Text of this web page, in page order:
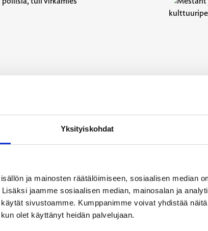
Yksityiskohdat
ja mainosten räätälöimiseen, sosiaalisen median
jaamme sosiaalisen median, mainosalan ja
sivustoamme. Kumppanimme voivat yhdistää
olet käyttänyt heidän palvelujaan.
poliisia, tuli virkamies